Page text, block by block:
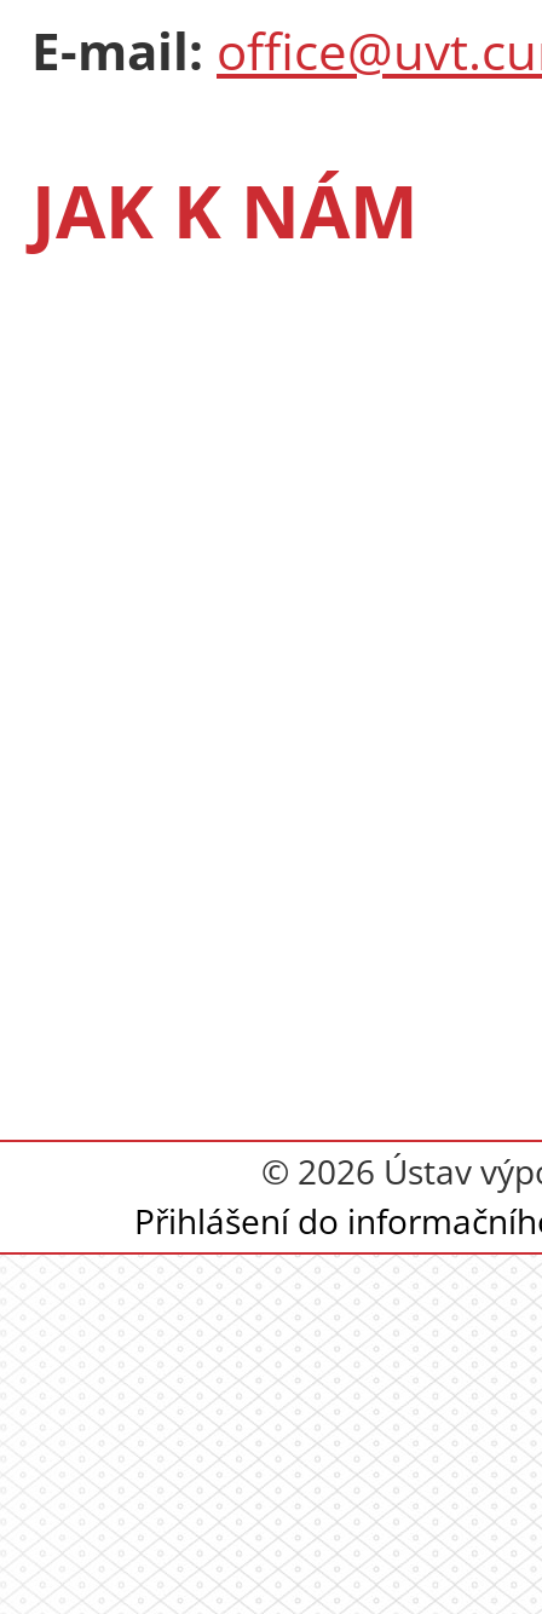
E-mail:
JAK K NÁM
© 2026 Ústav
Přihlášení do